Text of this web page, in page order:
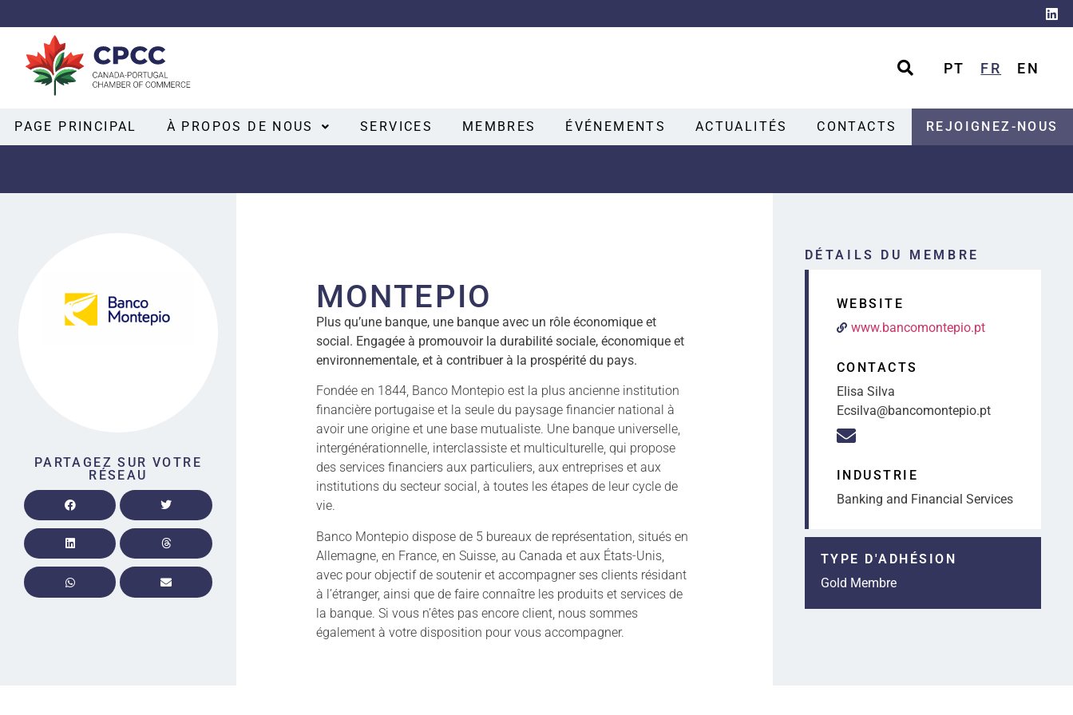
PT FR EN
PAGE PRINCIPAL À PROPOS DE NOUS SERVICES MEMBRES ÉVÉNEMENTS ACTUALITÉS CONTACTS REJOIGNEZ-NOUS
PARTAGEZ SUR VOTRE
RÉSEAU
MONTEPIO
Plus qu’une banque, une banque avec un rôle économique et
social. Engagée à promouvoir la durabilité sociale, économique et
environnementale, et à contribuer à la prospérité du pays.
Fondée en 1844, Banco Montepio est la plus ancienne institution
financière portugaise et la seule du paysage financier national à
avoir une origine et une base mutualiste. Une banque universelle,
intergénérationnelle, interclassiste et multiculturelle, qui propose
des services financiers aux particuliers, aux entreprises et aux
institutions du secteur social, à toutes les étapes de leur cycle de
vie.
Banco Montepio dispose de 5 bureaux de représentation, situés en
Allemagne, en France, en Suisse, au Canada et aux États-Unis,
avec pour objectif de soutenir et accompagner ses clients résidant
à l’étranger, ainsi que de faire connaître les produits et services de
la banque. Si vous n’êtes pas encore client, nous sommes
également à votre disposition pour vous accompagner.
DÉTAILS DU MEMBRE
WEBSITE
www.bancomontepio.pt
CONTACTS
Elisa Silva
Ecsilva@bancomontepio.pt
INDUSTRIE
Banking and Financial Services
TYPE D'ADHÉSION
Gold Membre